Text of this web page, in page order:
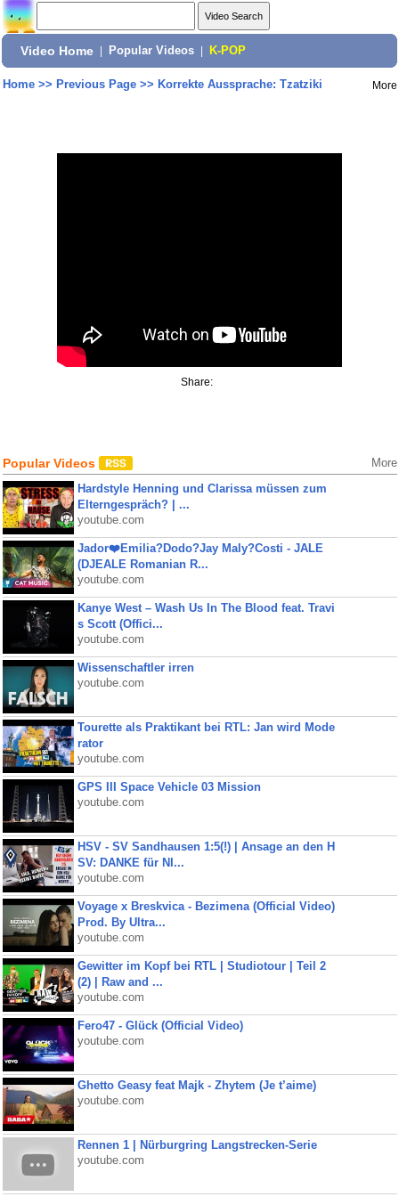
Video Home Popular Videos K-POP
Home>> Previous Page>> Korrekte Aussprache: Tzatziki More
Share:
Popular Videos More
Hardstyle Henning und Clarissa müssen zum
Elterngespräch? | ...
youtube.com
Jador❤️Emilia?Dodo?Jay Maly?Costi - JALE
(DJEALE Romanian R...
youtube.com
Kanye West – Wash Us In The Blood feat. Travi
s Scott (Offici...
youtube.com
Wissenschaftler irren
youtube.com
Tourette als Praktikant bei RTL: Jan wird Mode
rator
youtube.com
GPS III Space Vehicle 03 Mission
youtube.com
HSV - SV Sandhausen 1:5(!) | Ansage an den H
SV: DANKE für NI...
youtube.com
Voyage x Breskvica - Bezimena (Official Video)
Prod. By Ultra...
youtube.com
Gewitter im Kopf bei RTL | Studiotour | Teil 2
(2) | Raw and ...
youtube.com
Fero47 - Glück (Official Video)
youtube.com
Ghetto Geasy feat Majk - Zhytem (Je t’aime)
youtube.com
Rennen 1 | Nürburgring Langstrecken-Serie
youtube.com